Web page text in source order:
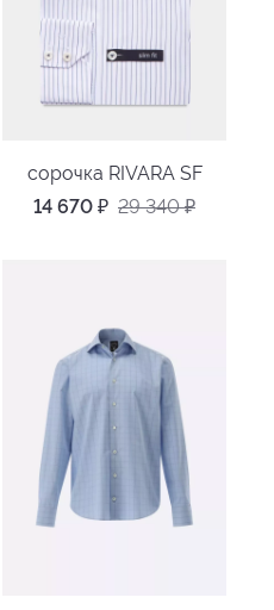
сорочка RIVARA SF
14 670 ₽ 29 340₽